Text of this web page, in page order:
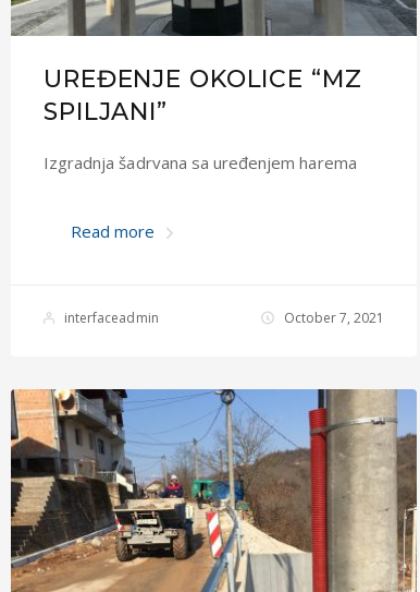
UREĐENJE OKOLICE “MZ
SPILJANI”
Izgradnja šadrvana sa uređenjem harema
Read more
interfaceadmin October 7, 2021